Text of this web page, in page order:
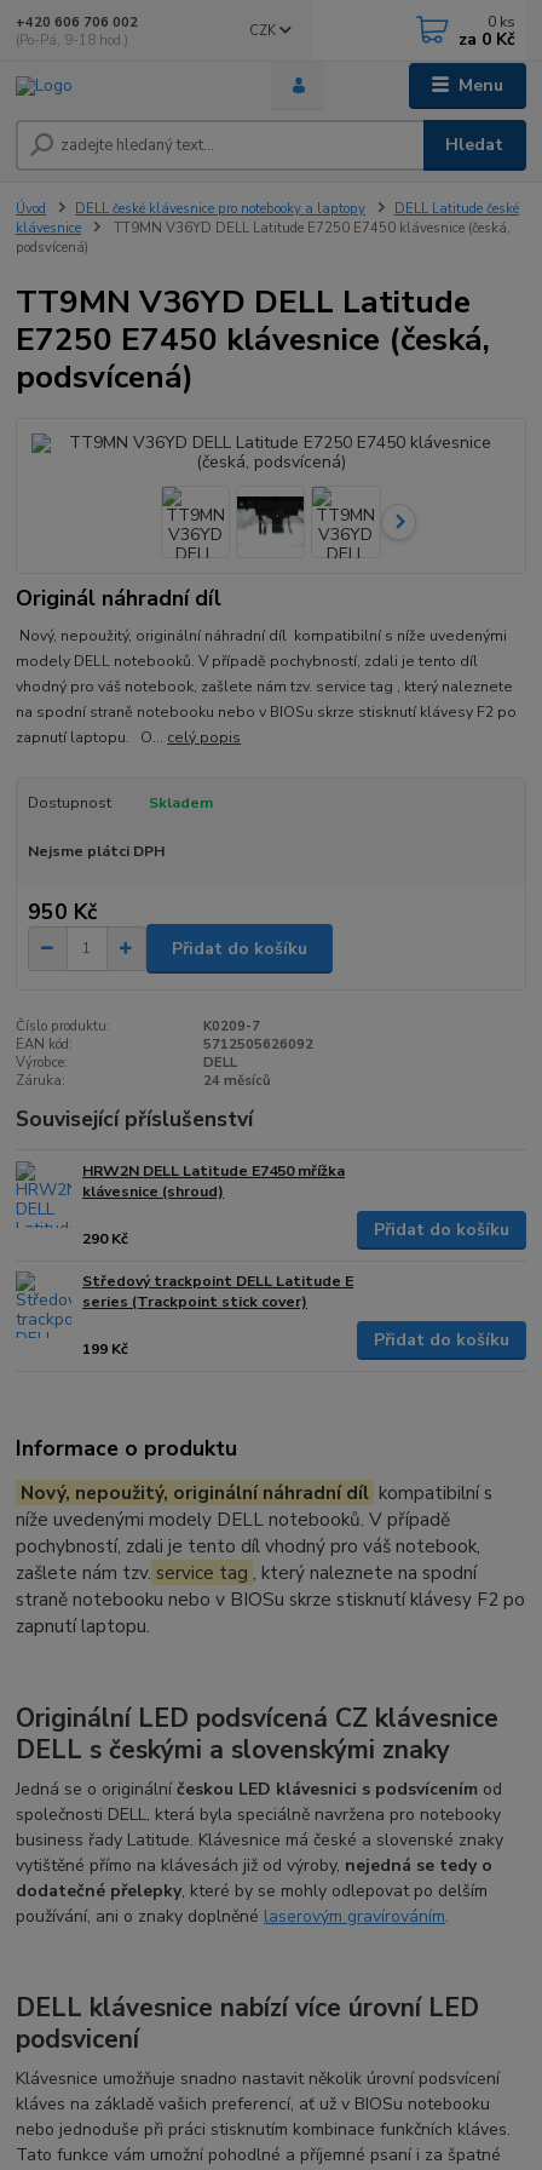
Menu
CZK
Hledat
+420 606 706 002
(Po-Pá, 9-18 hod.)
0 ks
za 0 Kč
Úvod DELL české klávesnice pro notebooky a laptopy
DELL Latitude české
klávesnice
TT9MN V36YD DELL Latitude E7250 E7450 klávesnice (česká,
podsvícená)
TT9MN V36YD DELL Latitude
E7250 E7450 klávesnice (česká,
podsvícená)
Originál náhradní díl
Nový, nepoužitý, originální náhradní díl kompatibilní s níže uvedenými
modely DELL notebooků. V případě pochybností, zdali je tento díl
vhodný pro váš notebook, zašlete nám tzv. service tag , který naleznete
na spodní straně notebooku nebo v BIOSu skrze stisknutí klávesy F2 po
zapnutí laptopu. O... celý popis
Dostupnost Skladem
Nejsme plátci DPH
950 Kč
Přidat do košíku
Číslo produktu:
K0209-7
EAN kód:
5712505626092
Výrobce:
DELL
Záruka:
24 měsíců
Související příslušenství
HRW2N DELL Latitude E7450 mřížka
klávesnice (shroud)
290 Kč Přidat do košíku
Středový trackpoint DELL Latitude E
series (Trackpoint stick cover)
199 Kč Přidat do košíku
Informace o produktu
Nový, nepoužitý, originální náhradní díl kompatibilní s
níže uvedenými modely DELL notebooků. V případě
pochybností, zdali je tento díl vhodný pro váš notebook,
zašlete nám tzv. service tag , který naleznete na spodní
straně notebooku nebo v BIOSu skrze stisknutí klávesy F2 po
zapnutí laptopu.
Originální LED podsvícená CZ klávesnice
DELL s českými a slovenskými znaky
Jedná se o originálníčeskou LED klávesnici s podsvícením od
společnosti DELL, která byla speciálně navržena pro notebooky
business řady Latitude. Klávesnice má české a slovenské znaky
vytištěné přímo na klávesách již od výroby, nejedná se tedy o
dodatečné přelepky, které by se mohly odlepovat po delším
používání, ani o znaky doplněné laserovým gravírováním.
DELL klávesnice nabízí více úrovní LED
podsvicení
Klávesnice umožňuje snadno nastavit několik úrovní podsvícení
kláves na základě vašich preferencí, ať už v BIOSu notebooku
nebo jednoduše při práci stisknutím kombinace funkčních kláves.
Tato funkce vám umožní pohodlné a příjemné psaní i za špatné